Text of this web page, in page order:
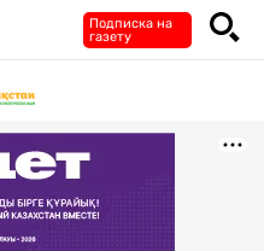
Подписка на
газету